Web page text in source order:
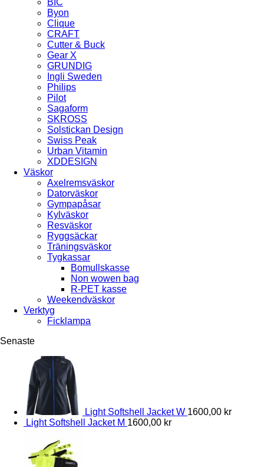
BIC
Byon
Clique
CRAFT
Cutter & Buck
Gear X
GRUNDIG
Ingli Sweden
Philips
Pilot
Sagaform
SKROSS
Solstickan Design
Swiss Peak
Urban Vitamin
XDDESIGN
Väskor
Axelremsväskor
Datorväskor
Gympapåsar
Kylväskor
Resväskor
Ryggsäckar
Träningsväskor
Tygkassar
Bomullskasse
Non wowen bag
R-PET kasse
Weekendväskor
Verktyg
Ficklampa
Senaste
Light Softshell Jacket W 1600,00 kr
Light Softshell Jacket M 1600,00 kr